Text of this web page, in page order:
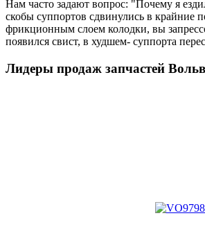
Нам часто задают вопрос: "Почему я
скобы суппортов сдвинулись в
фрикционным слоем колодки, вы
появился свист, в худшем- суппорта
Лидеры продаж запчастей